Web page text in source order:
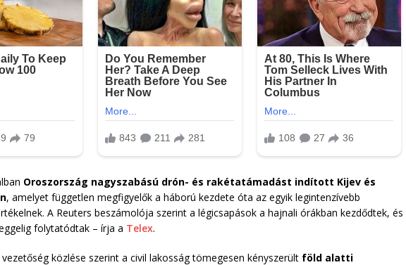
Oroszország nagyszabású drón- és rakétatámadást indított Kijev és
, amelyet független megfigyelők a háború kezdete óta az egyik legintenzívebb
A Reuters beszámolója szerint a légicsapások a hajnali órákban kezdődtek, és
folytatódtak – írja a Telex.
közlése szerint a civil lakosság tömegesen kényszerült föld alatti